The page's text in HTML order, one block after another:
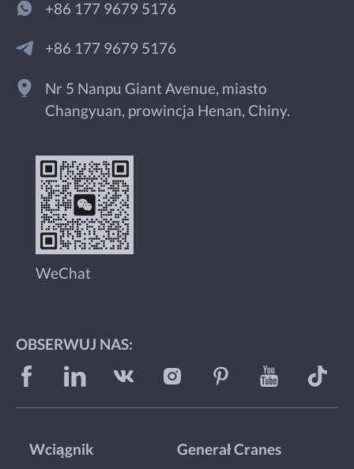
+86 177 9679 5176
+86 177 9679 5176
Nr 5 Nanpu Giant Avenue, miasto
Changyuan, prowincja Henan, Chiny.
WeChat
OBSERWUJ NAS:
Wciągnik Generał Cranes